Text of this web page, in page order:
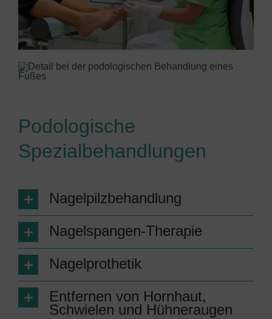
Podologische
Spezialbehandlungen
Nagelpilzbehandlung
Nagelspangen-Therapie
Nagelprothetik
Entfernen von Hornhaut,
Schwielen und Hühneraugen